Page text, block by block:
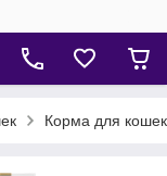
Корма для кошек